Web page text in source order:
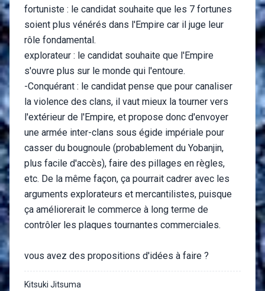
fortuniste : le candidat souhaite que les 7 fortunes
soient plus vénérés dans l'Empire car il juge leur
rôle fondamental.
explorateur : le candidat souhaite que l'Empire
s'ouvre plus sur le monde qui l'entoure.
-Conquérant : le candidat pense que pour canaliser
la violence des clans, il vaut mieux la tourner vers
l'extérieur de l'Empire, et propose donc d'envoyer
une armée inter-clans sous égide impériale pour
casser du bougnoule (probablement du Yobanjin,
plus facile d'accès), faire des pillages en règles,
etc. De la même façon, ça pourrait cadrer avec les
arguments explorateurs et mercantilistes, puisque
ça améliorerait le commerce à long terme de
contrôler les plaques tournantes commerciales.
vous avez des propositions d'idées à faire ?
Kitsuki Jitsuma